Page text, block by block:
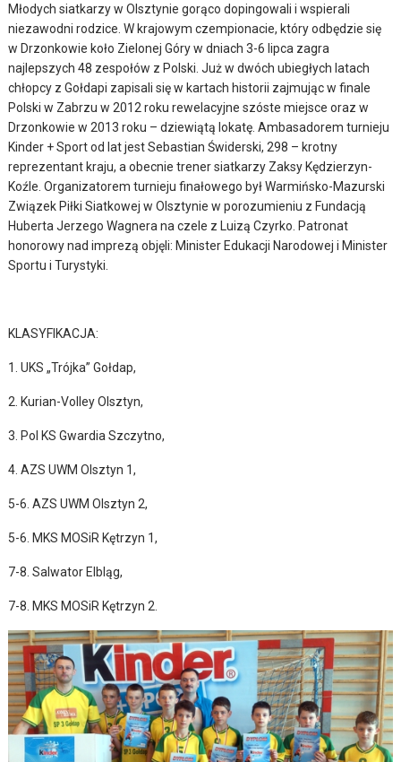
Młodych siatkarzy w Olsztynie gorąco dopingowali i wspierali
niezawodni rodzice. W krajowym czempionacie, który odbędzie się
w Drzonkowie koło Zielonej Góry w dniach 3-6 lipca zagra
najlepszych 48 zespołów z Polski. Już w dwóch ubiegłych latach
chłopcy z Gołdapi zapisali się w kartach historii zajmując w finale
Polski w Zabrzu w 2012 roku rewelacyjne szóste miejsce oraz w
Drzonkowie w 2013 roku – dziewiątą lokatę. Ambasadorem turnieju
Kinder + Sport od lat jest Sebastian Świderski, 298 – krotny
reprezentant kraju, a obecnie trener siatkarzy Zaksy Kędzierzyn-
Koźle. Organizatorem turnieju finałowego był Warmińsko-Mazurski
Związek Piłki Siatkowej w Olsztynie w porozumieniu z Fundacją
Huberta Jerzego Wagnera na czele z Luizą Czyrko. Patronat
honorowy nad imprezą objęli: Minister Edukacji Narodowej i Minister
Sportu i Turystyki.
KLASYFIKACJA:
1. UKS „Trójka” Gołdap,
2. Kurian-Volley Olsztyn,
3. Pol KS Gwardia Szczytno,
4. AZS UWM Olsztyn 1,
5-6. AZS UWM Olsztyn 2,
5-6. MKS MOSiR Kętrzyn 1,
7-8. Salwator Elbląg,
7-8. MKS MOSiR Kętrzyn 2.